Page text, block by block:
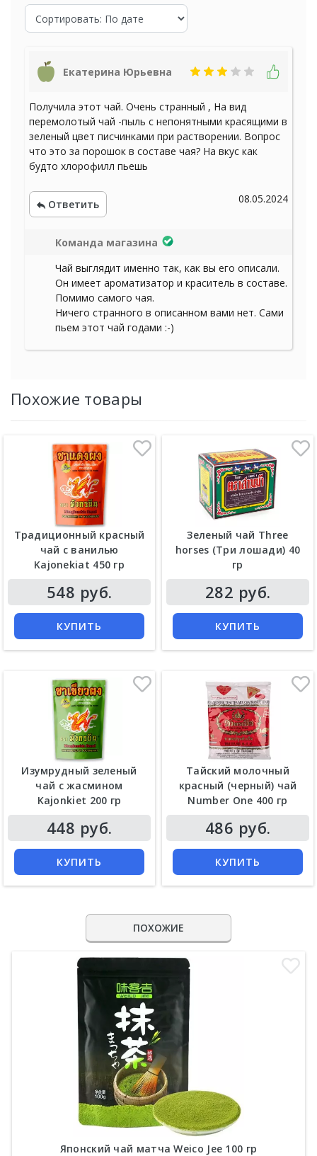
Екатерина Юрьевна
Получила этот чай. Очень странный , На вид
перемолотый чай -пыль с непонятными красящими в
зеленый цвет писчинками при растворении. Вопрос
что это за порошок в составе чая? На вкус как
будто хлорофилл пьешь
08.05.2024
Ответить
Команда магазина
Чай выглядит именно так, как вы его описали.
Он имеет ароматизатор и краситель в составе.
Помимо самого чая.
Ничего странного в описанном вами нет. Сами
пьем этот чай годами :-)
Похожие товары
Традиционный красный
чай с ванилью
Kajonekiat 450 гр
548 руб.
КУПИТЬ
Зеленый чай Three
horses (Три лошади) 40
гр
282 руб.
КУПИТЬ
Изумрудный зеленый
чай с жасмином
Kajonkiet 200 гр
448 руб.
КУПИТЬ
Тайский молочный
красный (черный) чай
Number One 400 гр
486 руб.
КУПИТЬ
ПОХОЖИЕ
Японский чай матча Weico Jee 100 гр